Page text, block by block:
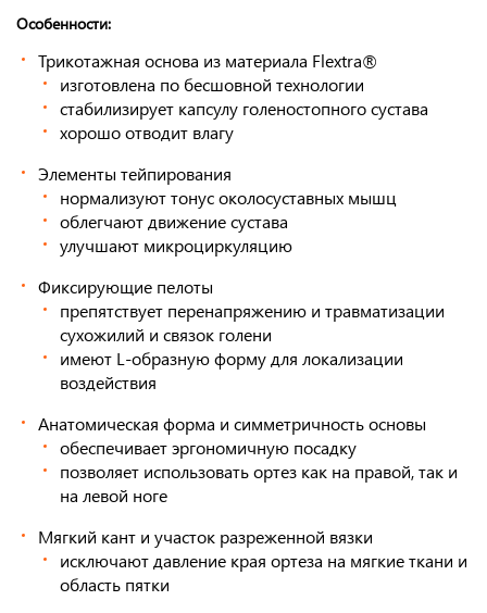
Особенности:
Трикотажная основа из материала Flextra®
изготовлена по бесшовной технологии
стабилизирует капсулу голеностопного сустава
хорошо отводит влагу
Элементы тейпирования
нормализуют тонус околосуставных мышц
облегчают движение сустава
улучшают микроциркуляцию
Фиксирующие пелоты
препятствует перенапряжению и травматизации
сухожилий и связок голени
имеют L-образную форму для локализации
воздействия
Анатомическая форма и симметричность основы
обеспечивает эргономичную посадку
позволяет использовать ортез как на правой, так и
на левой ноге
Мягкий кант и участок разреженной вязки
исключают давление края ортеза на мягкие ткани и
область пятки